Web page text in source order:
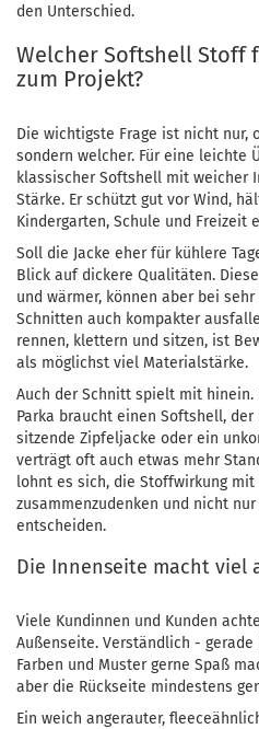
den Unterschied.
Welcher Softshell Stoff
zum Projekt?
Die wichtigste Frage ist nicht nur,
sondern welcher. Für eine leichte
klassischer Softshell mit weicher
Stärke. Er schützt gut vor Wind,
Kindergarten, Schule und Freizeit
Soll die Jacke eher für kühlere
Blick auf dickere Qualitäten.
und wärmer, können aber bei
Schnitten auch kompakter
rennen, klettern und sitzen, ist
als möglichst viel Materialstärke.
Auch der Schnitt spielt mit
Parka braucht einen Softshell,
sitzende Zipfeljacke oder ein
verträgt oft auch etwas mehr
lohnt es sich, die Stoffwirkung
zusammenzudenken und nicht
entscheiden.
Die Innenseite macht viel
Viele Kundinnen und Kunden
Außenseite. Verständlich -
Farben und Muster gerne Spaß
aber die Rückseite mindestens
Ein weich angerauter,